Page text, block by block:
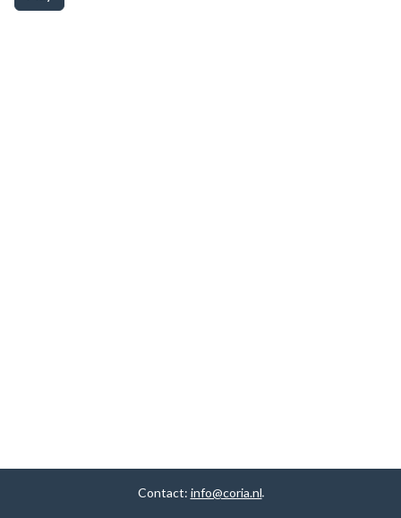
Contact: info@coria.nl.